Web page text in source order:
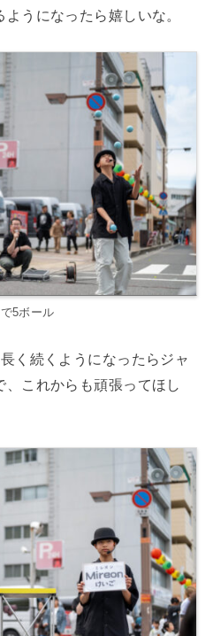
うになったら嬉しいな。
5ボール
く続くようになったらジャ
これからも頑張ってほし